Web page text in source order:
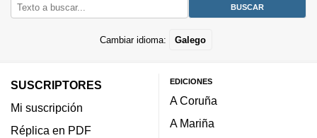
Cambiar idioma: Galego
SUSCRIPTORES
Mi suscripción
Réplica en PDF
EDICIONES
A Coruña
A Mariña